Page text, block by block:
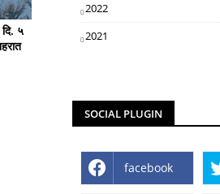
५
2022
2021
SOCIAL PLUGIN
facebook